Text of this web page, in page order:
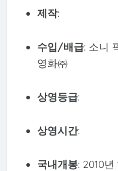
제작:
수입/배급: 소니
영화㈜
상영등급:
상영시간:
국내개봉: 2010년